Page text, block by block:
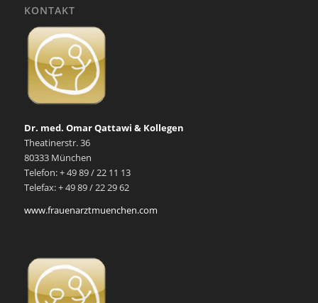
KONTAKT
Dr. med. Omar Qattawi & Kollegen
Theatinerstr. 36
80333 München
Telefon: + 49 89 / 22 11 13
Telefax: + 49 89 / 22 29 62
www.frauenarztmuenchen.com